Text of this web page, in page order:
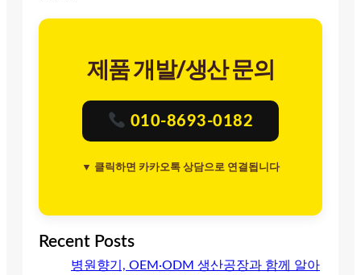
제품 개발/생산 문의
010-8693-0182
▼ 클릭하면 카카오톡 상담으로 연결됩니다
Recent Posts
병원향기, OEM·ODM 생산공장과 함께 알아